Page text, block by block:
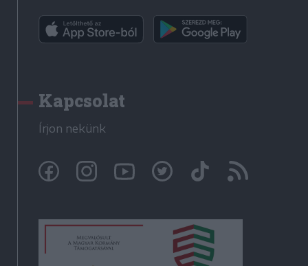
Kapcsolat
Írjon nekünk